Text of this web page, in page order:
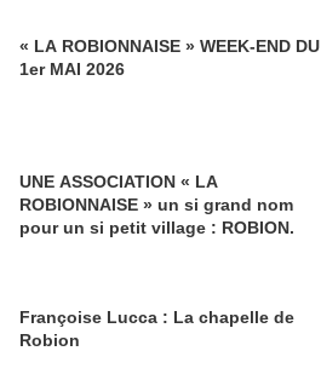
« LA ROBIONNAISE » WEEK-END DU
1er MAI 2026
UNE ASSOCIATION « LA
ROBIONNAISE » un si grand nom
pour un si petit village : ROBION.
Françoise Lucca : La chapelle de
Robion